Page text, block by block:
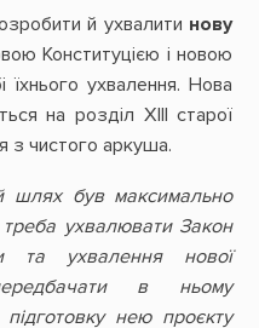
й ухвалити нову
Конституцією і новою
їхнього ухвалення. Нова
на розділ ХІІІ старої
з чистого аркуша.
був максимально
ухвалювати Закон
та ухвалення нової
в ньому
підготовку нею проєкту